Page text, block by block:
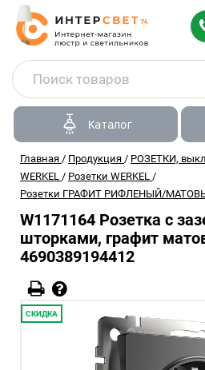
Каталог
Главная / Продукция / РОЗЕТКИ,
WERKEL / Розетки WERKEL /
Розетки ГРАФИТ РИФЛЕНЫЙ/
W1171164 Розетка с
шторками, графит
4690389194412
СКИДКА